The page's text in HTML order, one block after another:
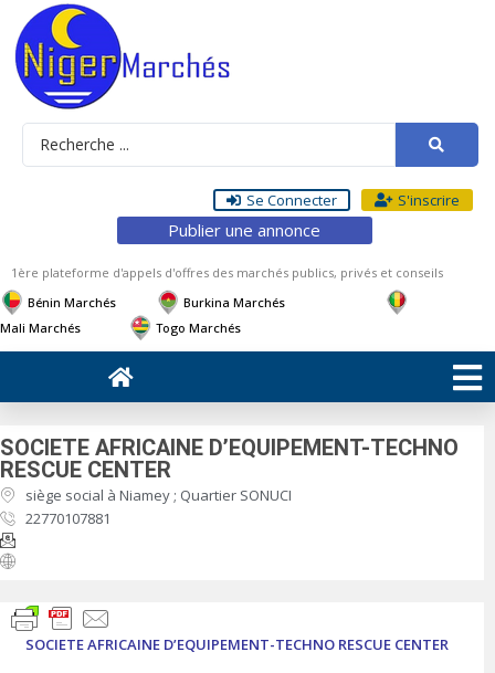
Se Connecter S'inscrire
Publier une annonce
1ère plateforme d'appels d'offres des marchés publics, privés et conseils
Bénin Marchés
Burkina Marchés
Mali Marchés
Togo Marchés
SOCIETE AFRICAINE D’EQUIPEMENT-TECHNO
RESCUE CENTER
siège social à Niamey ; Quartier SONUCI
22770107881
SOCIETE AFRICAINE D’EQUIPEMENT-TECHNO RESCUE CENTER